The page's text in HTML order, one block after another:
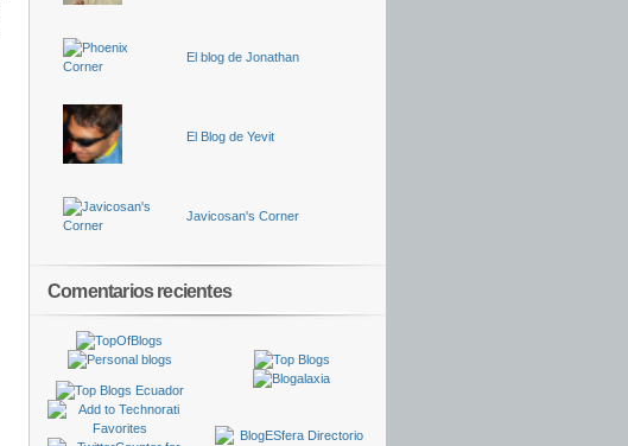
El blog de Jonathan
El Blog de Yevit
Javicosan's Corner
Comentarios recientes